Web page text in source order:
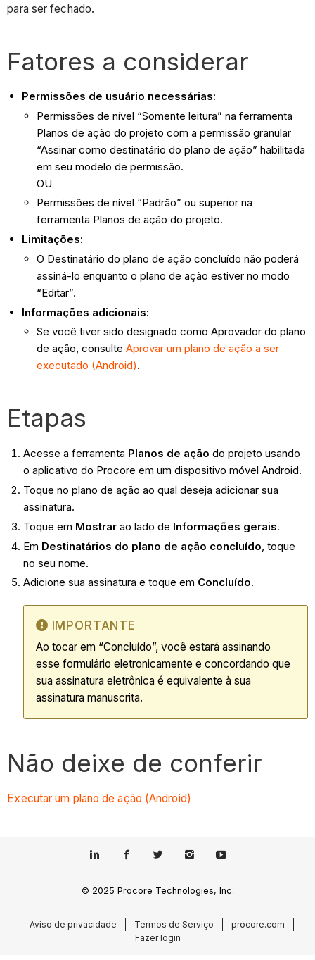
para ser fechado.
Fatores a considerar
Permissões de usuário necessárias:
Permissões de nível “Somente leitura” na ferramenta
Planos de ação do projeto com a permissão granular
“Assinar como destinatário do plano de ação” habilitada
em seu modelo de permissão.
OU
Permissões de nível “Padrão” ou superior na
ferramenta Planos de ação do projeto.
Limitações:
O Destinatário do plano de ação concluído não poderá
assiná-lo enquanto o plano de ação estiver no modo
“Editar”.
Informações adicionais:
Se você tiver sido designado como Aprovador do plano
de ação, consulteAprovar um plano de ação a ser
executado (Android).
Etapas
Acesse a ferramenta Planos de ação do projeto usando
o aplicativo do Procore em um dispositivo móvel Android.
Toque no plano de ação ao qual deseja adicionar sua
assinatura.
Toque em Mostrarao lado de Informações gerais.
Em Destinatários do plano de ação concluído , toque
no seu nome.
Adicione sua assinatura e toque em Concluído.
IMPORTANTE
Ao tocar em “Concluído”, você estará assinando
esse formulário eletronicamente e concordando que
sua assinatura eletrônica é equivalente à sua
assinatura manuscrita.
Não deixe de conferir
Executar um plano de ação (Android)
© 2025 Procore Technologies, Inc.
Aviso de privacidade Termos de Serviço
procore.com
Fazer login